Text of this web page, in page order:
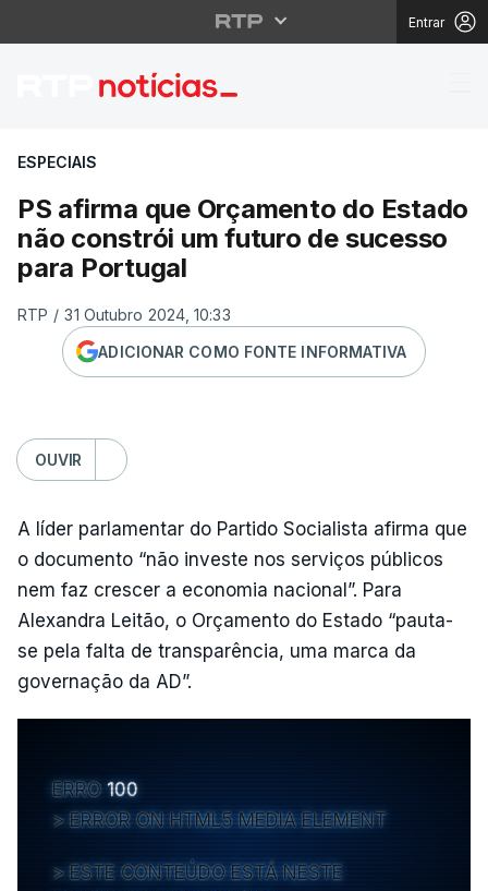
Entrar
PS afirma que
ESPECIAIS
PS afirma que Orçamento do Estado
não constrói um futuro de sucesso
para Portugal
RTP / 31 Outubro 2024, 10:33
ADICIONAR COMO FONTE INFORMATIVA
OUVIR
A líder parlamentar do Partido Socialista afirma que
o documento “não investe nos serviços públicos
nem faz crescer a economia nacional”. Para
Alexandra Leitão, o Orçamento do Estado “pauta-
se pela falta de transparência, uma marca da
governação da AD”.
ERRO 100
ERROR ON HTML5 MEDIA ELEMENT
ESTE CONTEÚDO ESTÁ NESTE